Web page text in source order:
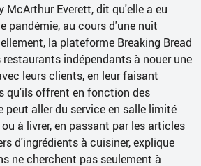
McArthur Everett, dit qu'elle a eu
pandémie, au cours d'une nuit
la plateforme Breaking Bread
indépendants à nouer une
leurs clients, en leur faisant
qu'ils offrent en fonction des
peut aller du service en salle limité
à livrer, en passant par les articles
d'ingrédients à cuisiner, explique
ne cherchent pas seulement à